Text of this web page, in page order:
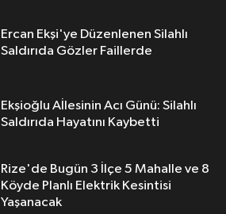
Ercan Ekşi'ye Düzenlenen Silahlı
Saldırıda Gözler Faillerde
Ekşioğlu Aİlesinin Acı Günü: Silahlı
Saldırıda Hayatını Kaybetti
Rize'de Bugün 3 İlçe 5 Mahalle ve 8
Köyde Planlı Elektrik Kesintisi
Yaşanacak